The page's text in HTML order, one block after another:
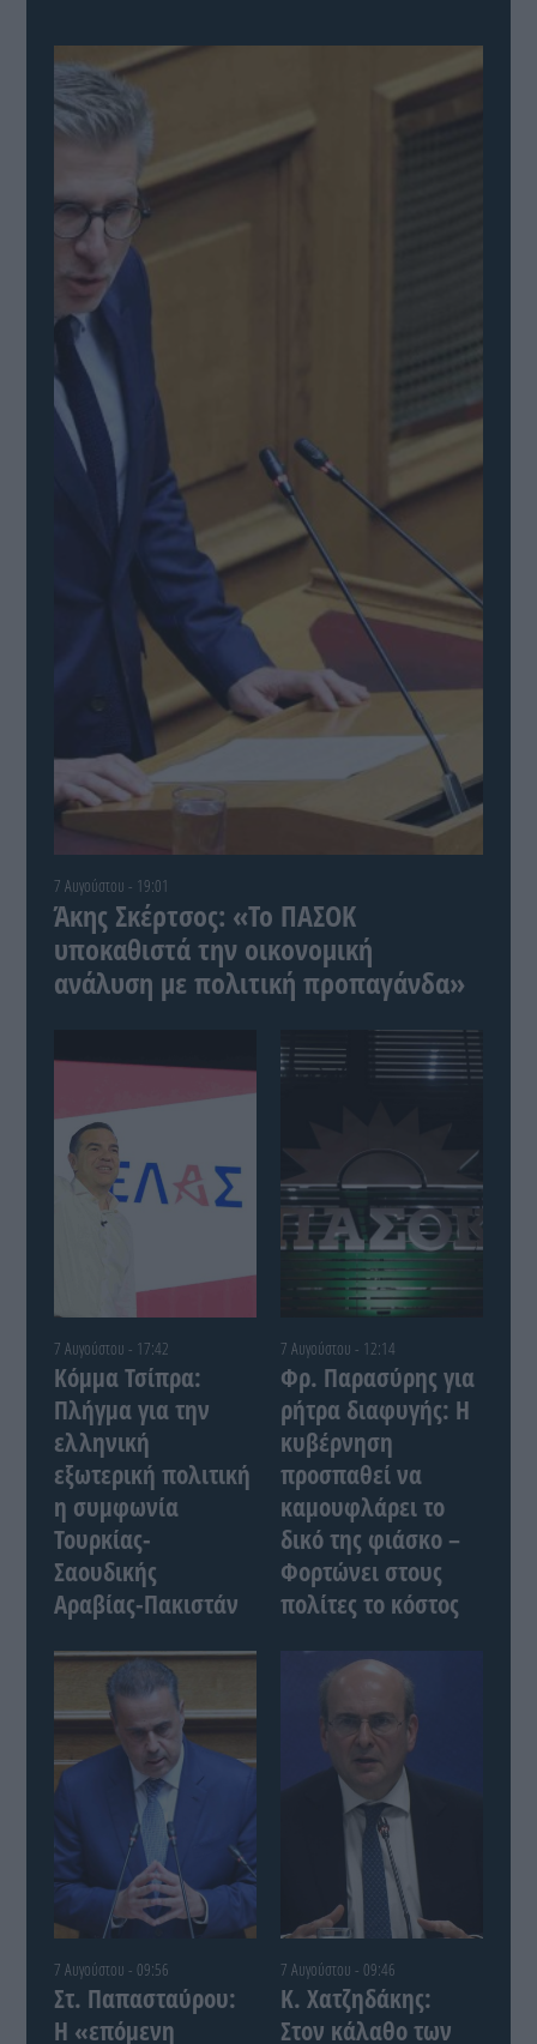
7 Αυγούστου - 19:01
Άκης Σκέρτσος: «Το ΠΑΣΟΚ
υποκαθιστά την οικονομική
ανάλυση με πολιτική προπαγάνδα»
7 Αυγούστου - 17:42
Κόμμα Τσίπρα:
Πλήγμα για την
ελληνική
εξωτερική πολιτική
η συμφωνία
Τουρκίας-
Σαουδικής
Αραβίας-Πακιστάν
7 Αυγούστου - 12:14
Φρ. Παρασύρης για
ρήτρα διαφυγής: Η
κυβέρνηση
προσπαθεί να
καμουφλάρει το
δικό της φιάσκο –
Φορτώνει στους
πολίτες το κόστος
7 Αυγούστου - 09:56
Στ. Παπασταύρου:
Η «επόμενη
7 Αυγούστου - 09:46
Κ. Χατζηδάκης:
Στον κάλαθο των